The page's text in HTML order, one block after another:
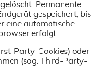
Permanente
gespeichert, bis
eine automatische
erfolgt.
Party-Cookies) oder
(sog. Third-Party-